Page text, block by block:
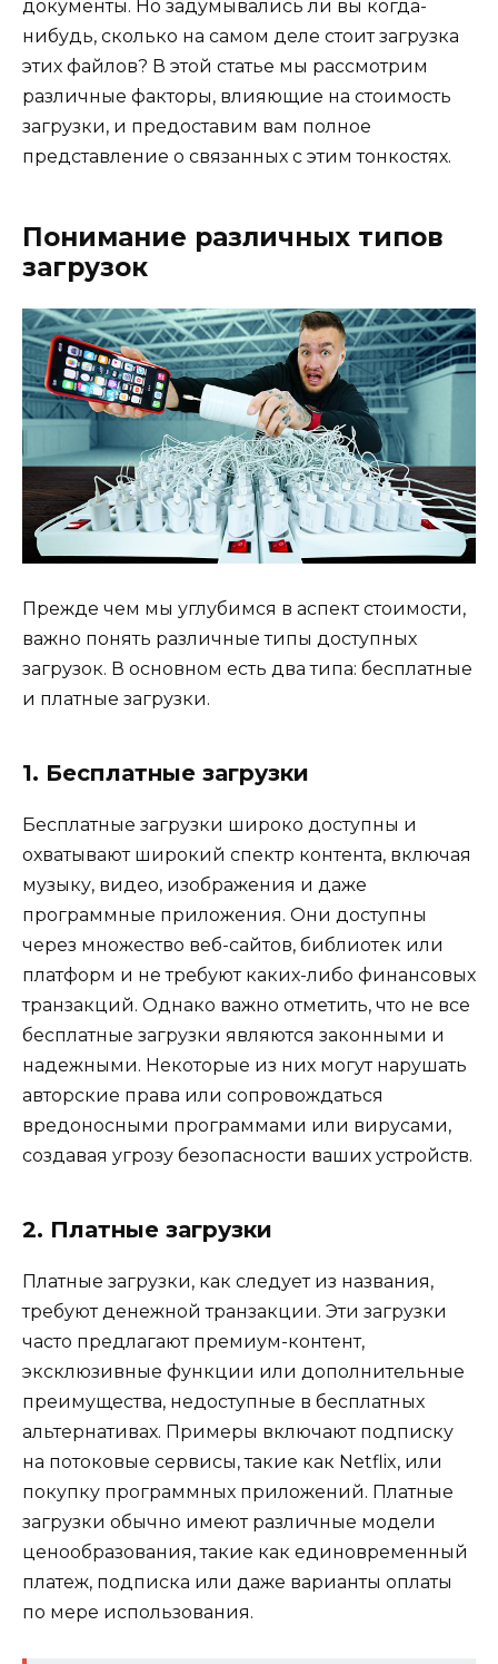
документы. Но задумывались ли вы когда-
нибудь, сколько на самом деле стоит загрузка
этих файлов? В этой статье мы рассмотрим
различные факторы, влияющие на стоимость
загрузки, и предоставим вам полное
представление о связанных с этим тонкостях.
Понимание различных типов
загрузок
Прежде чем мы углубимся в аспект стоимости,
важно понять различные типы доступных
загрузок. В основном есть два типа: бесплатные
и платные загрузки.
1. Бесплатные загрузки
Бесплатные загрузки широко доступны и
охватывают широкий спектр контента, включая
музыку, видео, изображения и даже
программные приложения. Они доступны
через множество веб-сайтов, библиотек или
платформ и не требуют каких-либо финансовых
транзакций. Однако важно отметить, что не все
бесплатные загрузки являются законными и
надежными. Некоторые из них могут нарушать
авторские права или сопровождаться
вредоносными программами или вирусами,
создавая угрозу безопасности ваших устройств.
2. Платные загрузки
Платные загрузки, как следует из названия,
требуют денежной транзакции. Эти загрузки
часто предлагают премиум-контент,
эксклюзивные функции или дополнительные
преимущества, недоступные в бесплатных
альтернативах. Примеры включают подписку
на потоковые сервисы, такие как Netflix, или
покупку программных приложений. Платные
загрузки обычно имеют различные модели
ценообразования, такие как единовременный
платеж, подписка или даже варианты оплаты
по мере использования.